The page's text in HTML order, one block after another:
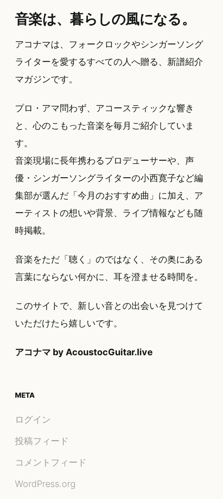
投
稿
音楽は、暮らしの風になる。
アコナマは、フォークロックやシンガーソング
ライターを愛するすべての人へ贈る、新譜紹介
マガジンです。
プロ・アマ問わず、アコースティックな響き
と、心のこもった音楽を毎月ご紹介していま
す。
音楽現場に長年携わるプロデューサーや、声
優・シンガーソングライターの小西寛子など編
集部が選んだ「今月のおすすめ曲」に加え、ア
ーティストの想いや背景、ライブ情報なども随
時掲載。
音楽をただ「聴く」のではなく、その奥にある
言葉にならない何かに、耳を澄ませる時間を。
このサイトで、新しい音との出会いを見つけて
いただけたら嬉しいです。
アコナマ by AcoustocGuitar.live
META
ログイン
投稿フィード
コメントフィード
WordPress.org